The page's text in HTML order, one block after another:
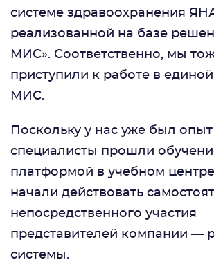
системе здравоохранения
реализованной на базе
МИС». Соответственно, мы
приступили к работе в
МИС.
Поскольку у нас уже был
специалисты прошли
платформой в учебном
начали действовать
непосредственного участия
представителей компании —
системы.